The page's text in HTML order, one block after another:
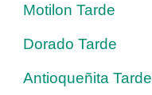
Motilon Tarde
Dorado Tarde
Antioqueñita Tarde